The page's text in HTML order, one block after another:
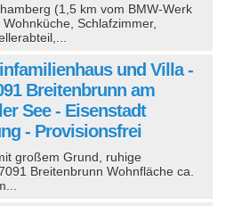
(1,5 km vom BMW-Werk
Schlafzimmer,
und Villa -
Breitenbrunn am
See - Eisenstadt
- Provisionsfrei
großem Grund, ruhige
Breitenbrunn Wohnfläche ca.